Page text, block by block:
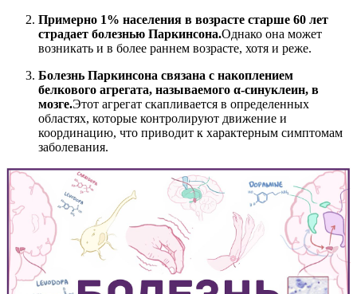
Примерно 1% населения в возрасте старше 60 лет
страдает болезнью Паркинсона.Однако она может
возникать и в более раннем возрасте, хотя и реже.
Болезнь Паркинсона связана с накоплением
белкового агрегата, называемого α-синуклеин, в
мозге.Этот агрегат скапливается в определенных
областях, которые контролируют движение и
координацию, что приводит к характерным симптомам
заболевания.